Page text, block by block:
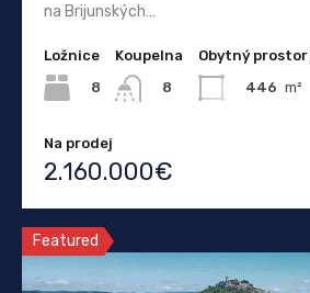
na Brijunských…
Ložnice
8
Koupelna
8
Obytný prostor
446 m²
Na prodej
2.160.000€
Featured